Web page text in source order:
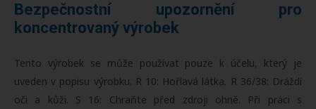
Bezpečnostní upozornění pro
koncentrovaný výrobek
Tento výrobek se může používat pouze k účelu, který je
uveden v popisu výrobku. R 10: Hořlavá látka. R 36/38: Dráždí
oči a kůži. S 16: Chraňte před zdroji ohně. Při práci s